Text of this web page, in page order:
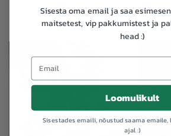
KIIRVAADE
Sisesta oma email ja saa
maitsetest, vip pakkumistest ja
head :)
Loomulikult
Sisestades emaili, nõustud saama emaile,
ajal :)